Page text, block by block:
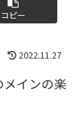
コピー
2022.11.27
メインの楽